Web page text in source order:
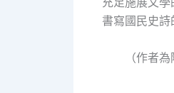
書寫國民史詩
（作者